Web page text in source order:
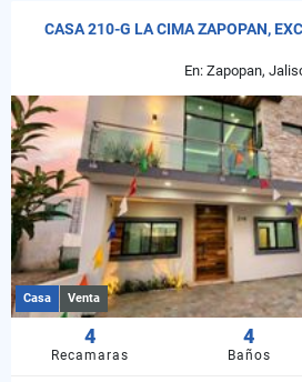
CASA 210-G LA CIMA ZAPOPAN,
En: Zapopan,
Casa Venta
4
Recamaras
4
Baños